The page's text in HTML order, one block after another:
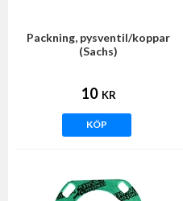
Packning, pysventil/koppar
(Sachs)
10 KR
KÖP